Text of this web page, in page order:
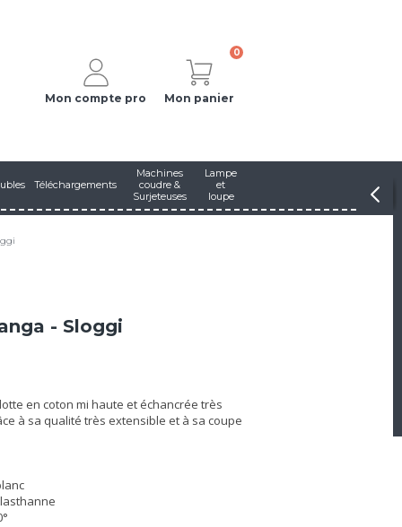
Mon compte pro
0
Mon panier
Téléchargements
Machines
coudre &
Surjeteuses
Lampe
et
loupe
- Sloggi
en coton mi haute et échancrée très
à sa qualité très extensible et à sa coupe